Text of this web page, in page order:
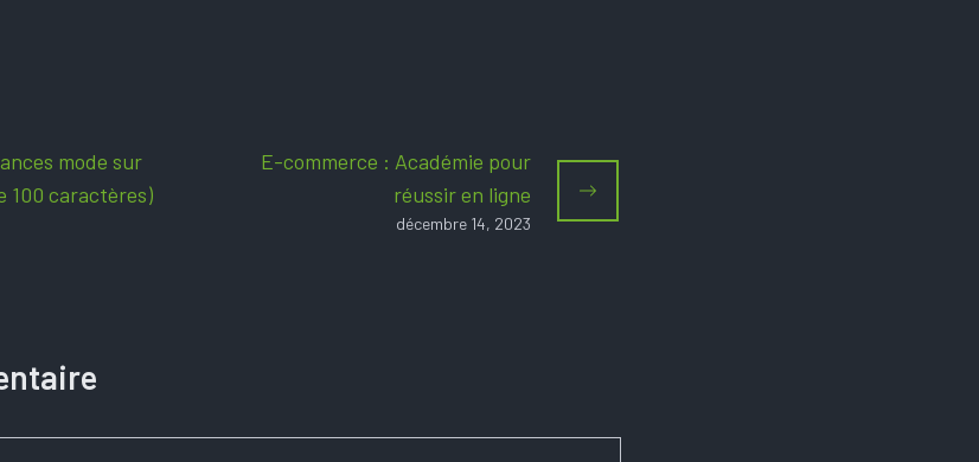
mode sur
100 caractères)
E-commerce : Académie pour
réussir en ligne
décembre 14, 2023